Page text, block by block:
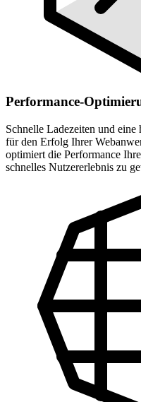
Performance-
Schnelle Ladezeiten und
für den Erfolg Ihrer
optimiert die Performance
schnelles Nutzererlebnis zu